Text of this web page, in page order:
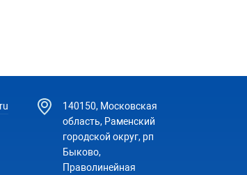
140150, Московская
область, Раменский
городской округ, рп
Быково,
Праволинейная